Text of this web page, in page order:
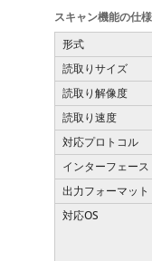
スキャン機能の仕様
形式
読取りサイズ
読取り解像度
読取り速度
対応プロトコル
インターフェース
出力フォーマット
対応OS